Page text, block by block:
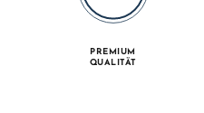
PREMIUM
QUALITÄT